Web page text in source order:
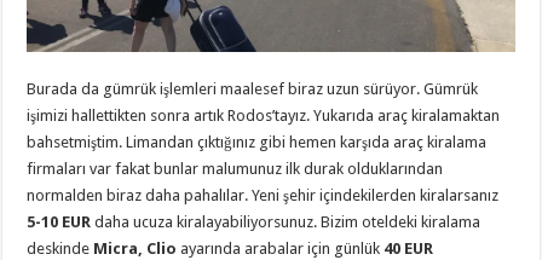
Burada da gümrük işlemleri maalesef biraz uzun sürüyor. Gümrük
işimizi hallettikten sonra artık Rodos’tayız. Yukarıda araç kiralamaktan
bahsetmiştim. Limandan çıktığınız gibi hemen karşıda araç kiralama
firmaları var fakat bunlar malumunuz ilk durak olduklarından
normalden biraz daha pahalılar. Yeni şehir içindekilerden kiralarsanız
5-10 EUR daha ucuza kiralayabiliyorsunuz. Bizim oteldeki kiralama
deskinde Micra, Clio ayarında arabalar için günlük 40 EUR